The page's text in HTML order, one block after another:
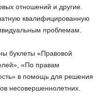
отношений и другие.
квалифицированную
проблемам.
буклеты «Правовой
«По правам
в помощь для решения
несовершеннолетних.